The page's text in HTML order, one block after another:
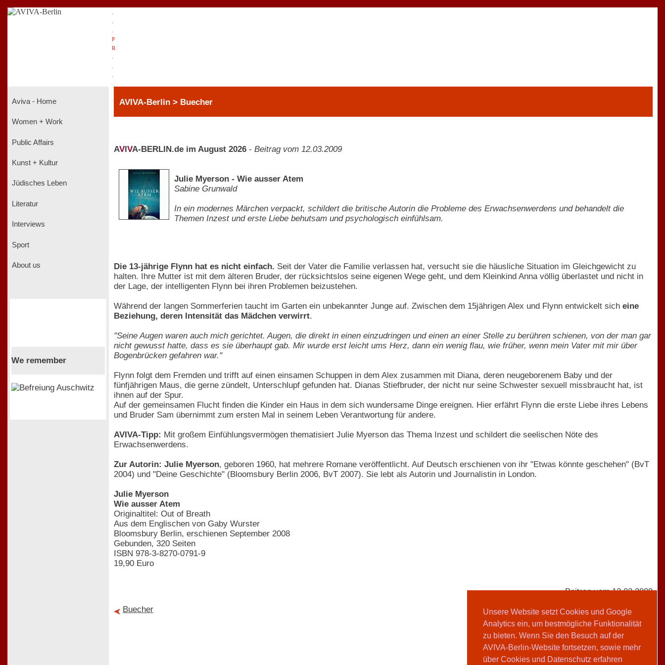
Unsere Website setzt Cookies und Google
Analytics ein, um bestmögliche Funktionalität
zu bieten. Wenn Sie den Besuch auf der
AVIVA-Berlin-Website fortsetzen, sowie mehr
über Cookies und Datenschutz erfahren
P
R
Aviva - Home
Women + Work
Public Affairs
Kunst + Kultur
Jüdisches Leben
Literatur
Interviews
Sport
About us
We remember
AVIVA-Berlin > Buecher
AV VA-BERLIN.de im August 2026 - Beitrag vom 12.03.2009
Julie Myerson - Wie ausser Atem
Sabine Grunwald
In ein modernes Märchen verpackt, schildert die britische Autorin die Probleme des Erwachsenwerdens und behandelt die
Themen Inzest und erste Liebe behutsam und psychologisch einfühlsam.
Die 13-jährige Flynn hat es nicht einfach. Seit der Vater die Familie verlassen hat, versucht sie die häusliche Situation im Gleichgewicht zu
halten. Ihre Mutter ist mit dem älteren Bruder, der rücksichtslos seine eigenen Wege geht, und dem Kleinkind Anna völlig überlastet und nicht in
der Lage, der intelligenten Flynn bei ihren Problemen beizustehen.
Während der langen Sommerferien taucht im Garten ein unbekannter Junge auf. Zwischen dem 15jährigen Alex und Flynn entwickelt sich eine
Beziehung, deren Intensität das Mädchen verwirrt.
"Seine Augen waren auch mich gerichtet. Augen, die direkt in einen einzudringen und einen an einer Stelle zu berühren schienen, von der man gar
nicht gewusst hatte, dass es sie überhaupt gab. Mir wurde erst leicht ums Herz, dann ein wenig flau, wie früher, wenn mein Vater mit mir über
Bogenbrücken gefahren war."
Flynn folgt dem Fremden und trifft auf einen einsamen Schuppen in dem Alex zusammen mit Diana, deren neugeborenem Baby und der
fünfjährigen Maus, die gerne zündelt, Unterschlupf gefunden hat. Dianas Stiefbruder, der nicht nur seine Schwester sexuell missbraucht hat, ist
ihnen auf der Spur.
Auf der gemeinsamen Flucht finden die Kinder ein Haus in dem sich wundersame Dinge ereignen. Hier erfährt Flynn die erste Liebe ihres Lebens
und Bruder Sam übernimmt zum ersten Mal in seinem Leben Verantwortung für andere.
AVIVA-Tipp: Mit großem Einfühlungsvermögen thematisiert Julie Myerson das Thema Inzest und schildert die seelischen Nöte des
Erwachsenwerdens.
Zur Autorin: Julie Myerson, geboren 1960, hat mehrere Romane veröffentlicht. Auf Deutsch erschienen von ihr "Etwas könnte geschehen" (BvT
2004) und "Deine Geschichte" (Bloomsbury Berlin 2006, BvT 2007). Sie lebt als Autorin und Journalistin in London.
Julie Myerson
Wie ausser Atem
Originaltitel: Out of Breath
Aus dem Englischen von Gaby Wurster
Bloomsbury Berlin, erschienen September 2008
Gebunden, 320 Seiten
ISBN 978-3-8270-0791-9
19,90 Euro
Buecher
Beitrag vom 12.03.2009
Sabine Grunwald